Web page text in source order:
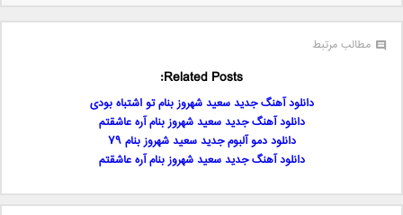
مطالب مرتبط
Related Posts:
دانلود آهنگ جدید سعید شهروز بنام تو اشتباه بودی
دانلود آهنگ جدید سعید شهروز بنام آره عاشقتم
دانلود دمو آلبوم جدید سعید شهروز بنام ۷۹
دانلود آهنگ جدید سعید شهروز بنام آره عاشقتم